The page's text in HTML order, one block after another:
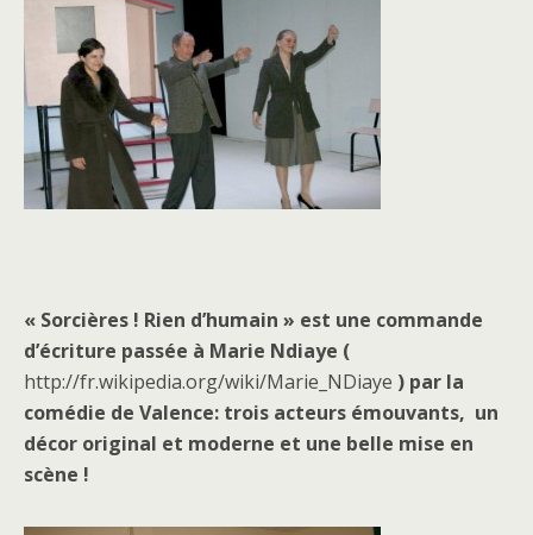
« Sorcières ! Rien d’humain » est une commande
d’écriture passée à Marie Ndiaye (
http://fr.wikipedia.org/wiki/Marie_NDiaye ) par la
comédie de Valence: trois acteurs émouvants, un
décor original et moderne et une belle mise en
scène !